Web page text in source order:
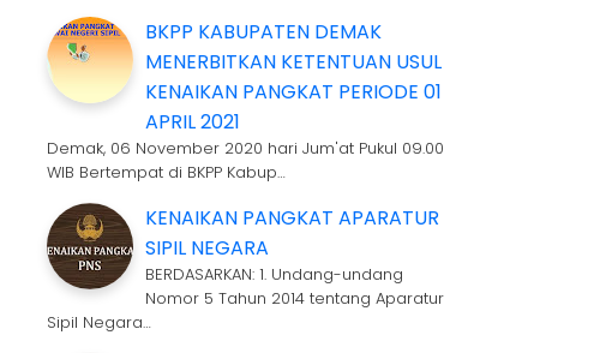
BKPP KABUPATEN DEMAK
MENERBITKAN KETENTUAN USUL
KENAIKAN PANGKAT PERIODE 01
APRIL 2021
Demak, 06 November 2020 hari Jum'at Pukul 09.00
WIB Bertempat di BKPP Kabup…
KENAIKAN PANGKAT APARATUR
SIPIL NEGARA
BERDASARKAN: 1. Undang-undang
Nomor 5 Tahun 2014 tentang Aparatur
Sipil Negara…